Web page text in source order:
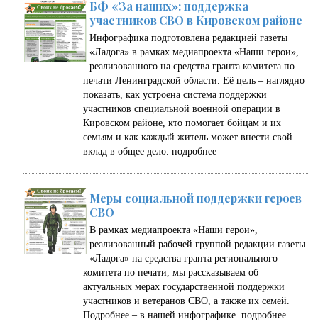
БФ «За наших»: поддержка
участников СВО в Кировском районе
Инфографика подготовлена редакцией газеты
«Ладога» в рамках медиапроекта «Наши герои»,
реализованного на средства гранта комитета по
печати Ленинградской области. Её цель – наглядно
показать, как устроена система поддержки
участников специальной военной операции в
Кировском районе, кто помогает бойцам и их
семьям и как каждый житель может внести свой
вклад в общее дело. подробнее
Меры социальной поддержки героев
СВО
В рамках медиапроекта «Наши герои»,
реализованный рабочей группой редакции газеты
«Ладога» на средства гранта регионального
комитета по печати, мы рассказываем об
актуальных мерах государственной поддержки
участников и ветеранов СВО, а также их семей.
Подробнее – в нашей инфографике. подробнее